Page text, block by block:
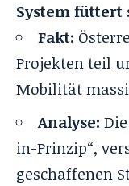
System füttert
Fakt:
Projekten teil
Mobilität
Analyse:
in-Prinzip“,
geschaffenen